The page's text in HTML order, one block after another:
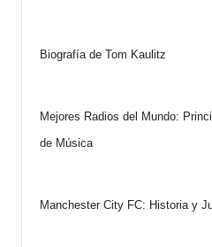
Biografía de Tom Kaulitz
Mejores Radios del Mundo:
de Música
Manchester City FC: Historia y